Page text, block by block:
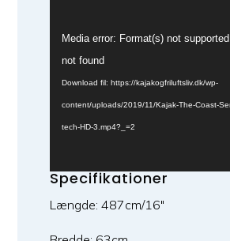
Videoafspiller
Media error: Format(s) not
not found
Download fil: https://kajakogfriluftsliv.dk/wp-
content/uploads/2019/11/Kajak-The-Coast-
tech-HD-3.mp4?_=2
Specifikationer
Længde: 487cm/16"